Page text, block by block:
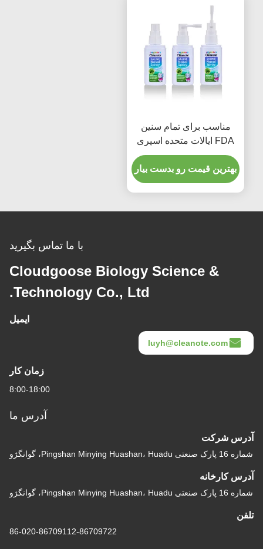
مناسب برای تمام سنین
FDA ایالات متحده اسپری
بینی با محلول نمک استریل
مناسب برای تمیز کردن بینی
بهترین قیمت رو بدست بیار
با ما تماس بگیرید
Cloudgoose Biology Science &
Technology Co., Ltd.
ایمیل
luyh@cleanote.com
زمان کار
8:00-18:00
آدرس ما
آدرس شرکت
شماره 16 پارک صنعتی Pingshan Minying Huashan، Huadu، گوانگژو
آدرس کارخانه
شماره 16 پارک صنعتی Pingshan Minying Huashan، Huadu، گوانگژو
تلفن
86-020-86709112-86709722